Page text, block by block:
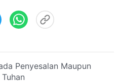
Penyesalan Maupun